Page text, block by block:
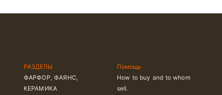
РАЗДЕЛЫ
ФАРФОР, ФАЯНС,
КЕРАМИКА
Помощь
How to buy and to whom
sell.